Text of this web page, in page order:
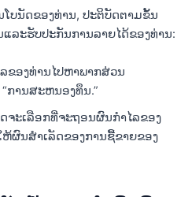
ໂບ​ນັດ​ຂອງ​ທ່ານ​, ປະ​ຕິ​ບັດ​ຕາມ​ຂັ້ນ​
ລະ​ຮັບ​ປະ​ກັນ​ການ​ລາຍ​ໄດ້​ຂອງ​ທ່ານ​:
ຂອງທ່ານໄປຫາພາກສ່ວນ
ການສະຫນອງທຶນ.”
ຈະເລືອກທີ່ຈະຖອນຜົນກໍາໄລຂອງ
ຫ້ຜົນສໍາເລັດຂອງການຊື້ຂາຍຂອງ